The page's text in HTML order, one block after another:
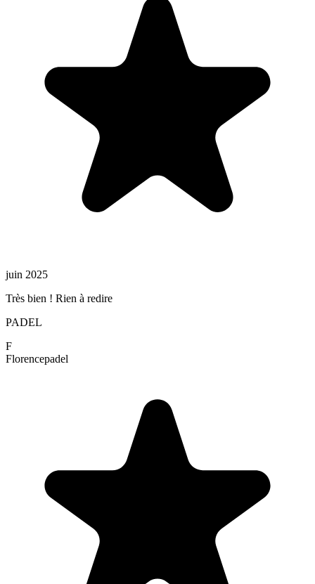
juin 2025
Très bien ! Rien à redire
PADEL
F
Florencepadel